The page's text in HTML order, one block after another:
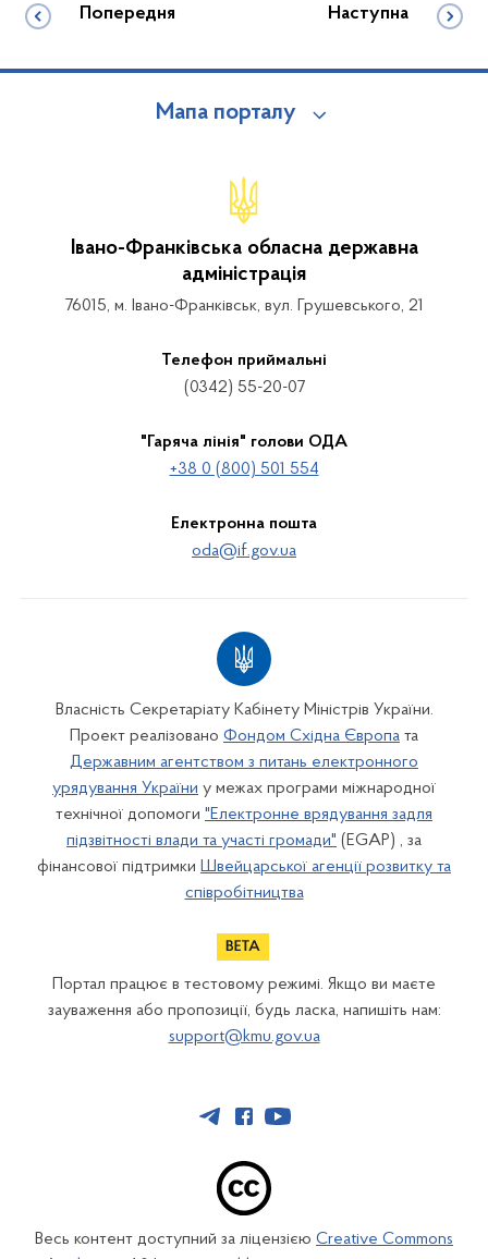
Попередня Наступна
Мапа порталу
Івано-Франківська обласна державна
адміністрація
76015, м. Івано-Франківськ, вул. Грушевського, 21
Телефон приймальні
(0342) 55-20-07
"Гаряча лінія" голови ОДА
+38 0 (800) 501 554
Електронна пошта
oda@if.gov.ua
Власність Секретаріату Кабінету Міністрів України.
Проект реалізовано Фондом Східна Європа та
Державним агентством з питань електронного
урядування України у межах програми міжнародної
технічної допомоги "Електронне врядування задля
підзвітності влади та участі громади" (EGAP) , за
фінансової підтримки Швейцарської агенції розвитку та
співробітництва
Портал працює в тестовому режимі. Якщо ви маєте
зауваження або пропозиції, будь ласка, напишіть нам:
support@kmu.gov.ua
Весь контент доступний за ліцензією Creative Commons